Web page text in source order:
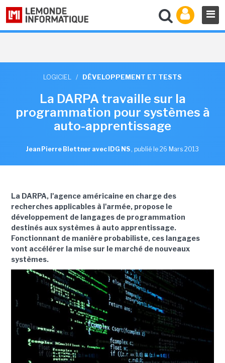
LOGICIEL / DÉVELOPPEMENT ET TESTS
La DARPA travaille sur la
programmation pour systèmes à
auto-apprentissage
Jean Pierre Blettner avec IDG NS , publié le 26 Mars 2013
La DARPA, l'agence américaine en charge des
recherches applicables à l'armée, propose le
développement de langages de programmation
destinés aux systèmes à auto apprentissage.
Fonctionnant de manière probabiliste, ces langages
vont accélérer la mise sur le marché de nouveaux
systèmes.